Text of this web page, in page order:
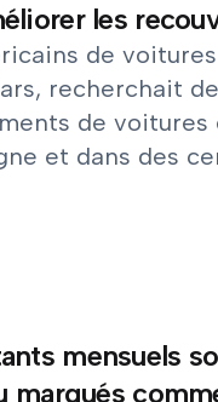
les
de
recherchait
de voitures
et dans des
mensuels